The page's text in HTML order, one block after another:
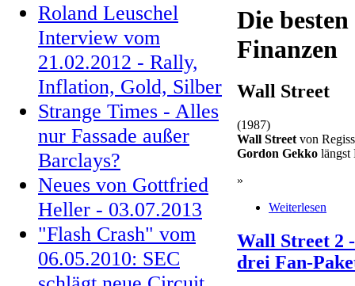
Roland Leuschel
Interview vom
21.02.2012 - Rally,
Inflation, Gold, Silber
Strange Times - Alles
nur Fassade außer
Barclays?
Neues von Gottfried
Heller - 03.07.2013
"Flash Crash" vom
06.05.2010: SEC
Die
Finanzen
Wall Street
(1987)
Wall Street von
Gordon Gekko längst
»
Weiterlesen
Wall Street 2
drei Fan-